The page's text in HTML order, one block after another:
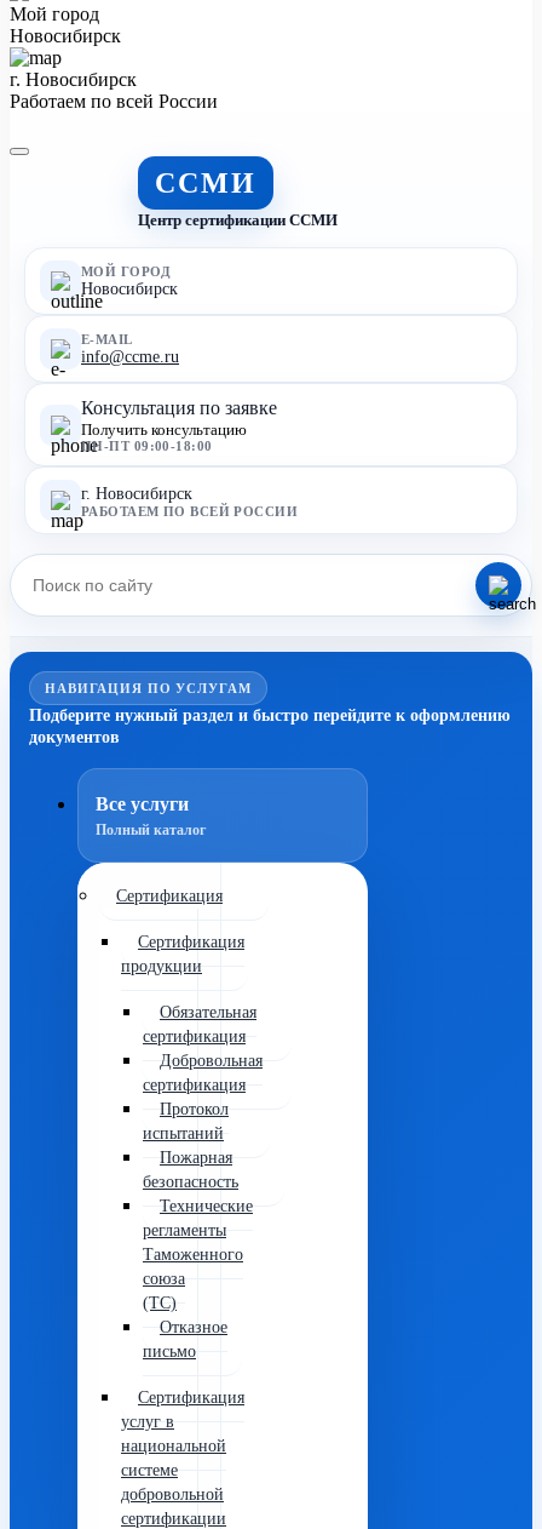
Мой город
Новосибирск
г. Новосибирск
Работаем по всей России
ССМИ
Центр сертификации ССМИ
МОЙ ГОРОД
Новосибирск
E-MAIL
info@ccme.ru
Консультация по заявке
Получить консультацию
ПН-ПТ 09:00-18:00
г. Новосибирск
РАБОТАЕМ ПО ВСЕЙ РОССИИ
НАВИГАЦИЯ ПО УСЛУГАМ
Подберите нужный раздел и быстро перейдите к оформлению
документов
Все услуги
Полный каталог
Сертификация
Сертификация
продукции
Обязательная
сертификация
Добровольная
сертификация
Протокол
испытаний
Пожарная
безопасность
Технические
регламенты
Таможенного
союза
(ТС)
Отказное
письмо
Сертификация
услуг в
национальной
системе
добровольной
сертификации